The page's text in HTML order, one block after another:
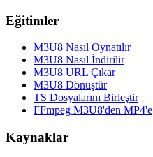
Eğitimler
M3U8 Nasıl Oynatılır
M3U8 Nasıl İndirilir
M3U8 URL Çıkar
M3U8 Dönüştür
TS Dosyalarını Birleştir
FFmpeg M3U8'den MP4'e
Kaynaklar